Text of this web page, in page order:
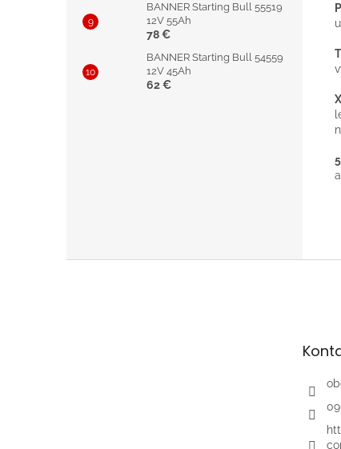
BANNER Starting Bull 55519
12V 55Ah
78 €
BANNER Starting Bull 54559
12V 45Ah
62 €